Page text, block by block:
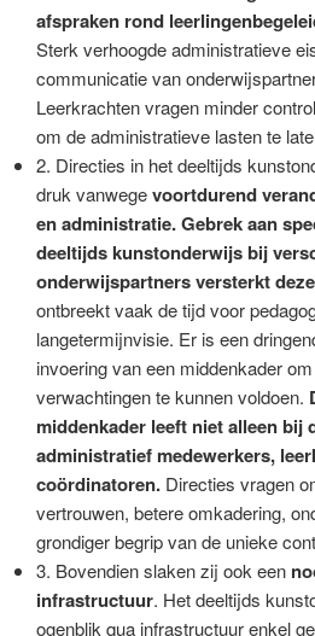
afspraken rond
Sterk verhoogde administratieve
communicatie van
Leerkrachten vragen minder
om de administratieve lasten te
2. Directies in het deeltijds
druk vanwegevoortdurend
en administratie. Gebrek aan
deeltijds kunstonderwijs bij
onderwijspartners versterkt
ontbreekt vaak de tijd voor
langetermijnvisie. Er is een
invoering van een middenkader
verwachtingen te kunnen voldoen.
middenkader leeft niet alleen bij
administratief medewerkers,
coördinatoren. Directies vragen
vertrouwen, betere omkadering,
grondiger begrip van de unieke
3. Bovendien slaken zij ook een
infrastructuur. Het deeltijds
ogenblik qua infrastructuur enkel